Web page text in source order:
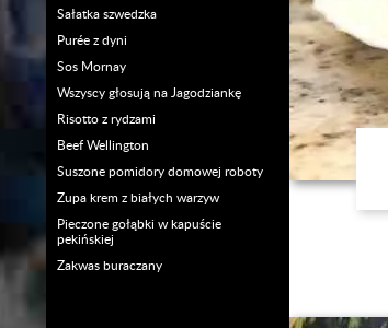
Sałatka szwedzka
Purée z dyni
Sos Mornay
Wszyscy głosują na Jagodziankę
Risotto z rydzami
Beef Wellington
Suszone pomidory domowej roboty
Zupa krem z białych warzyw
Pieczone gołąbki w kapuście
pekińskiej
Zakwas buraczany